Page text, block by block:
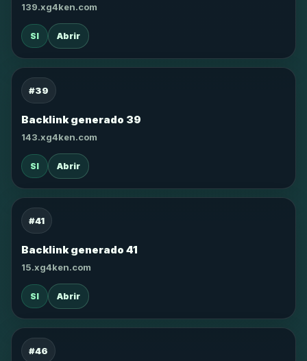
139.xg4ken.com
SI Abrir
#39
Backlink generado 39
143.xg4ken.com
SI Abrir
#41
Backlink generado 41
15.xg4ken.com
SI Abrir
#46